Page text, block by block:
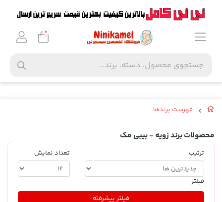
فهرست برندها
محصولات برند زویه - بیبی مک
ترتیب تعداد نمایش
فیلتر
فیلتر پیشرفته
0